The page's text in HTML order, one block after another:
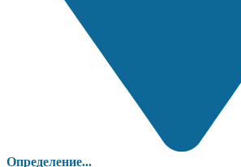
Определение...